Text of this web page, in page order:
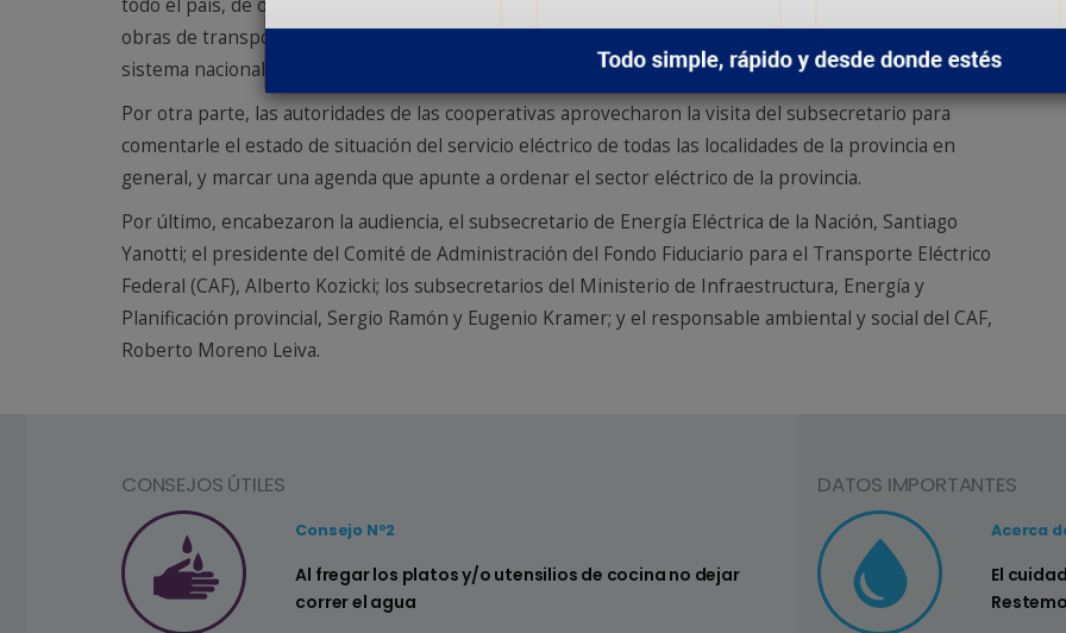
todo el país, de otra manera sería imposible concretar estos proyectos. “Es parte de un plan federal de
obras de transporte de energía que busca conectar a las localidades del interior profundo del país al
sistema nacional de energía”, reiteró.
Por otra parte, las autoridades de las cooperativas aprovecharon la visita del subsecretario para
comentarle el estado de situación del servicio eléctrico de todas las localidades de la provincia en
general, y marcar una agenda que apunte a ordenar el sector eléctrico de la provincia.
Por último, encabezaron la audiencia, el subsecretario de Energía Eléctrica de la Nación, Santiago
Yanotti; el presidente del Comité de Administración del Fondo Fiduciario para el Transporte Eléctrico
Federal (CAF), Alberto Kozicki; los subsecretarios del Ministerio de Infraestructura, Energía y
Planificación provincial, Sergio Ramón y Eugenio Kramer; y el responsable ambiental y social del CAF,
Roberto Moreno Leiva.
CONSEJOS ÚTILES
Consejo Nº2
Al fregar los platos y/o utensilios de cocina no dejar
correr el agua
Consejo Nº3
Controlar
su hogar
DATOS IMPORTANTES
Acerca
El